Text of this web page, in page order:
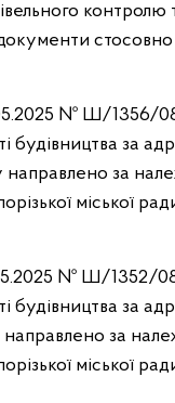
контролю
документи
№ Ш/1356/
будівництва за
за
міської
№ Ш/1352/
будівництва за
за
міської